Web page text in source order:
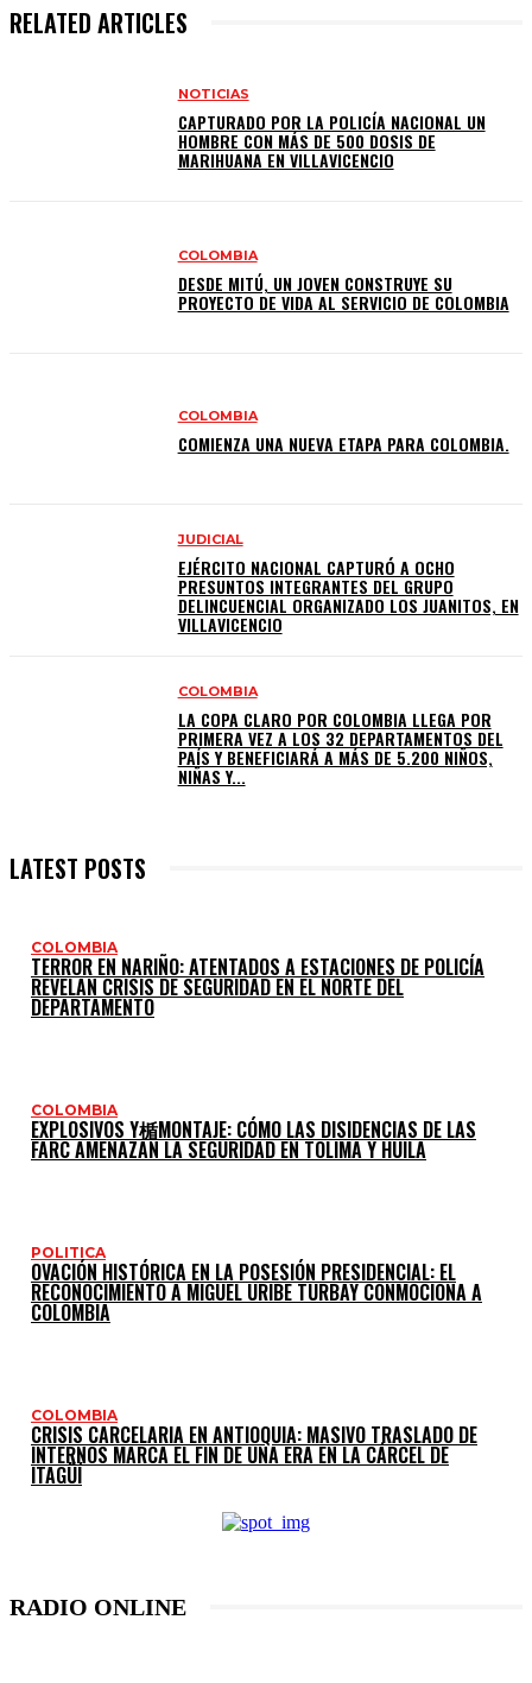
RELATED ARTICLES
NOTICIAS
CAPTURADO POR LA POLICÍA NACIONAL UN
HOMBRE CON MÁS DE 500 DOSIS DE
MARIHUANA EN VILLAVICENCIO
COLOMBIA
DESDE MITÚ, UN JOVEN CONSTRUYE SU
PROYECTO DE VIDA AL SERVICIO DE COLOMBIA
COLOMBIA
COMIENZA UNA NUEVA ETAPA PARA COLOMBIA.
JUDICIAL
EJÉRCITO NACIONAL CAPTURÓ A OCHO
PRESUNTOS INTEGRANTES DEL GRUPO
DELINCUENCIAL ORGANIZADO LOS JUANITOS, EN
VILLAVICENCIO
COLOMBIA
LA COPA CLARO POR COLOMBIA LLEGA POR
PRIMERA VEZ A LOS 32 DEPARTAMENTOS DEL
PAÍS Y BENEFICIARÁ A MÁS DE 5.200 NIÑOS,
NIÑAS Y...
LATEST POSTS
COLOMBIA
TERROR EN NARIÑO: ATENTADOS A ESTACIONES DE POLICÍA
REVELAN CRISIS DE SEGURIDAD EN EL NORTE DEL
DEPARTAMENTO
COLOMBIA
EXPLOSIVOS Y楯MONTAJE: CÓMO LAS DISIDENCIAS DE LAS
FARC AMENAZAN LA SEGURIDAD EN TOLIMA Y HUILA
POLITICA
OVACIÓN HISTÓRICA EN LA POSESIÓN PRESIDENCIAL: EL
RECONOCIMIENTO A MIGUEL URIBE TURBAY CONMOCIONA A
COLOMBIA
COLOMBIA
CRISIS CARCELARIA EN ANTIOQUIA: MASIVO TRASLADO DE
INTERNOS MARCA EL FIN DE UNA ERA EN LA CÁRCEL DE
ITAGÜÍ
RADIO ONLINE